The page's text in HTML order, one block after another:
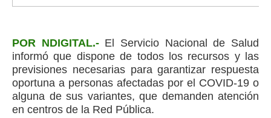
POR NDIGITAL.-El Servicio Nacional de Salud
informó que dispone de todos los recursos y las
previsiones necesarias para garantizar respuesta
oportuna a personas afectadas por el COVID-19 o
alguna de sus variantes, que demanden atención
en centros de la Red Pública.